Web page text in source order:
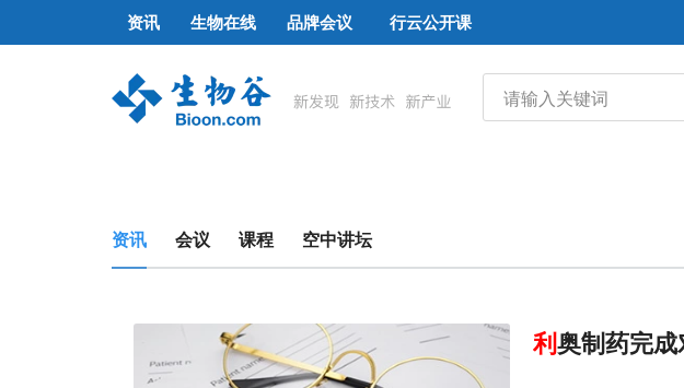
资讯 生物在线 品牌会议 行云公开课
资讯 会议 课程 空中讲坛
利奥制药完